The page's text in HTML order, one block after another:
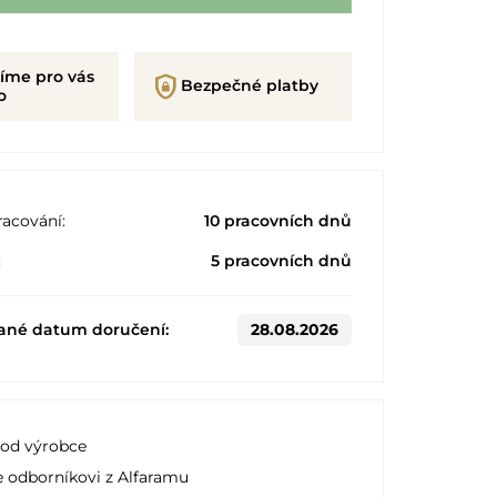
pro vás
shield_lock Bezpečné platby
10 pracovních dnů
5 pracovních dnů
datum doručení: 28.08.2026
výrobce
odborníkovi z Alfaramu